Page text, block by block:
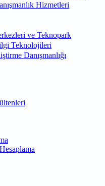
Hizmetleri
ve Teknopark
Teknolojileri
Danışmanlığı